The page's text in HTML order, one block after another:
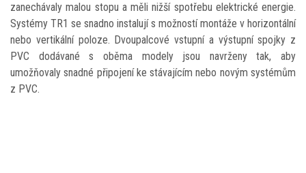
zanechávaly malou stopu a měli nižší spotřebu elektrické energie.
Systémy TR1 se snadno instalují s možností montáže v horizontální
nebo vertikální poloze. Dvoupalcové vstupní a výstupní spojky z
PVC dodávané s oběma modely jsou navrženy tak, aby
umožňovaly snadné připojení ke stávajícím nebo novým systémům
z PVC.